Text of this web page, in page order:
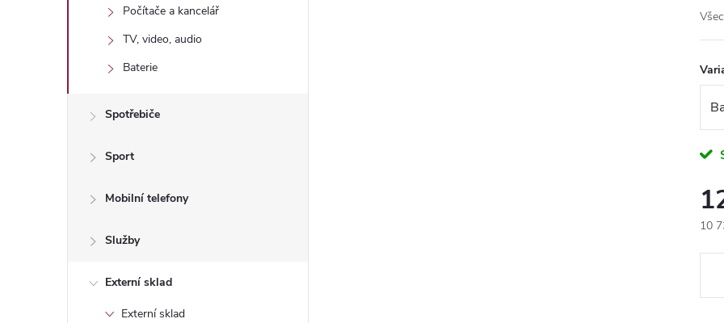
Počítače a kancelář
TV, video, audio
Baterie
Spotřebiče
Sport
Mobilní telefony
Služby
Externí sklad
Externí sklad
10